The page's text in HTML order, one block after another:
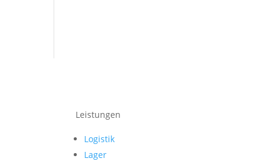
Leistungen
Logistik
Lager